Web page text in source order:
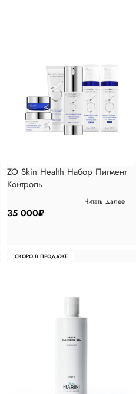
ZO Skin Health Набор Пигмент
Контроль
35 000₽
Читать далее
СКОРО В ПРОДАЖЕ